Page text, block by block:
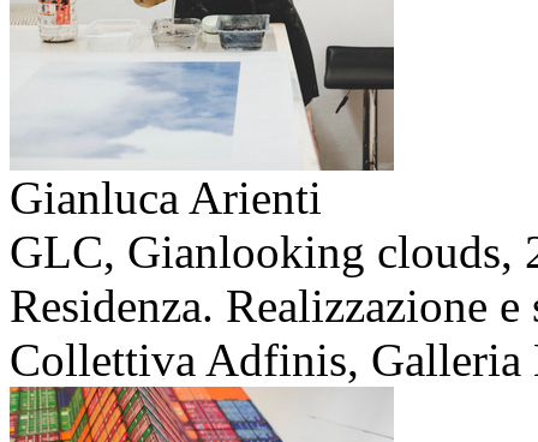
Gianluca Arienti
GLC, Gianlooking clouds,
Residenza. Realizzazione
Collettiva Adfinis, Galleria